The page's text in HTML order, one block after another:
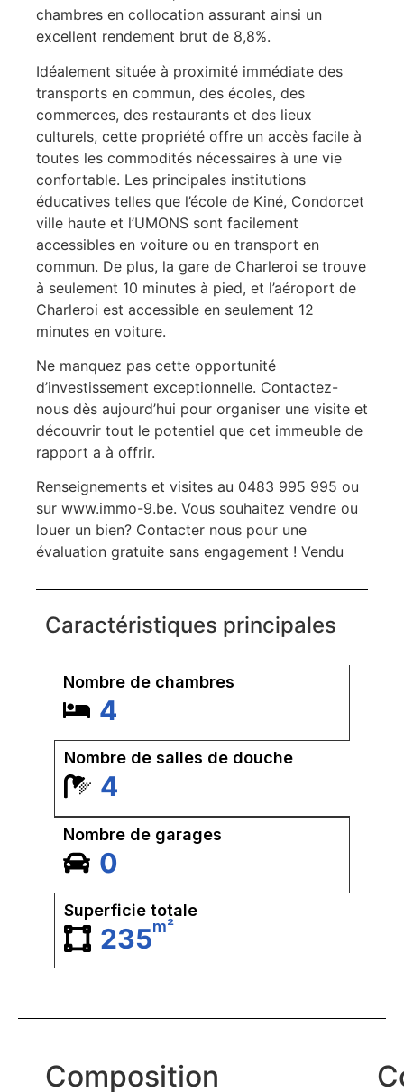
chambres en collocation assurant ainsi un
excellent rendement brut de 8,8%.
Idéalement située à proximité immédiate des
transports en commun, des écoles, des
commerces, des restaurants et des lieux
culturels, cette propriété offre un accès facile à
toutes les commodités nécessaires à une vie
confortable. Les principales institutions
éducatives telles que l’école de Kiné, Condorcet
ville haute et l’UMONS sont facilement
accessibles en voiture ou en transport en
commun. De plus, la gare de Charleroi se trouve
à seulement 10 minutes à pied, et l’aéroport de
Charleroi est accessible en seulement 12
minutes en voiture.
Ne manquez pas cette opportunité
d’investissement exceptionnelle. Contactez-
nous dès aujourd’hui pour organiser une visite et
découvrir tout le potentiel que cet immeuble de
rapport a à offrir.
Renseignements et visites au 0483 995 995 ou
sur www.immo-9.be. Vous souhaitez vendre ou
louer un bien? Contacter nous pour une
évaluation gratuite sans engagement ! Vendu
Caractéristiques principales
Nombre de chambres
4
Nombre de salles de douche
4
Nombre de garages
0
Superficie totale
235m²
Composition